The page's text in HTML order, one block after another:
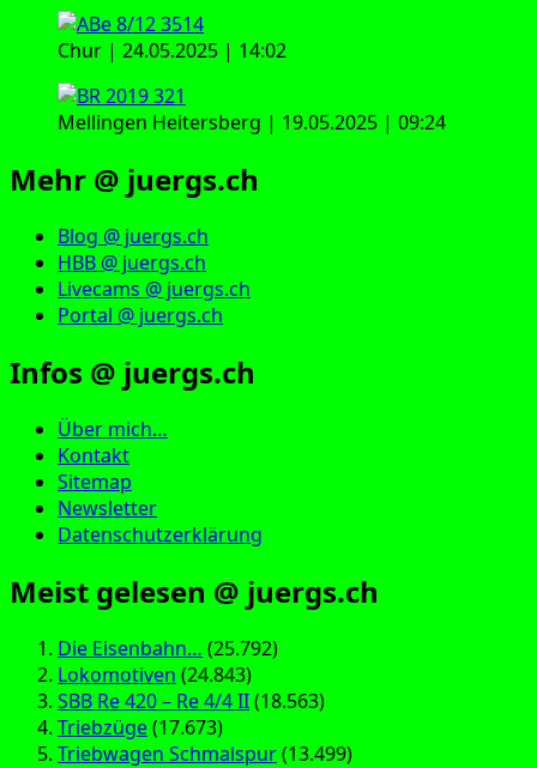
Chur | 24.05.2025 | 14:02
Mellingen Heitersberg | 19.05.2025 | 09:24
Mehr @ juergs.ch
Blog @ juergs.ch
HBB @ juergs.ch
Livecams @ juergs.ch
Portal @ juergs.ch
Infos @ juergs.ch
Über mich…
Kontakt
Sitemap
Newsletter
Datenschutzerklärung
Meist gelesen @ juergs.ch
Die Eisenbahn… (25.792)
Lokomotiven (24.843)
SBB Re 420 – Re 4/4 II(18.563)
Triebzüge(17.673)
Triebwagen Schmalspur(13.499)